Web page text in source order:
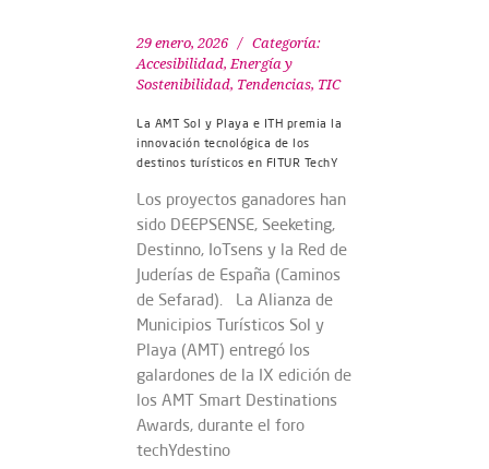
29 enero, 2026
Categoría:
Accesibilidad, Energía y
Sostenibilidad, Tendencias, TIC
La AMT Sol y Playa e ITH premia la
innovación tecnológica de los
destinos turísticos en FITUR TechY
Los proyectos ganadores han
sido DEEPSENSE, Seeketing,
Destinno, IoTsens y la Red de
Juderías de España (Caminos
de Sefarad). La Alianza de
Municipios Turísticos Sol y
Playa (AMT) entregó los
galardones de la IX edición de
los AMT Smart Destinations
Awards, durante el foro
techYdestino